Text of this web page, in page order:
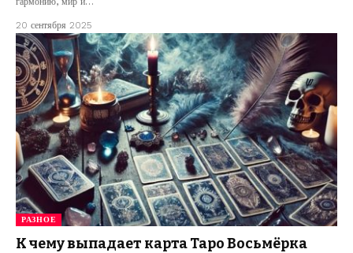
20 сентября 2025
РАЗНОЕ
К чему выпадает карта Таро Восьмёрка